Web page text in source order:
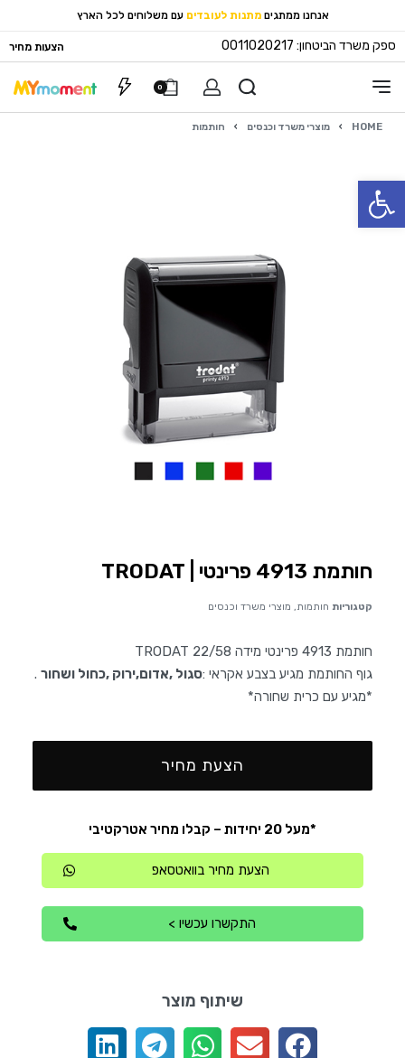
פתח סרגל נגישות
אנחנו ממתגים מתנות לעובדים עם משלוחים לכל הארץ
ספק משרד הביטחון: 0011020217 הצעות מחיר
0
HOME
› מוצרי משרד וכנסים › חותמות
חותמת 4913 פרינטי | TRODAT
קטגוריות חותמות, מוצרי משרד וכנסים
חותמת 4913 פרינטי מידה TRODAT 22/58
גוף החותמת מגיע בצבע אקראי :סגול ,אדום,ירוק ,כחול ושחור .
*מגיע עם כרית שחורה*
הצעת מחיר
*מעל 20 יחידות – קבלו מחיר אטרקטיבי
הצעת מחיר בוואטסאפ
התקשרו עכשיו >
שיתוף מוצר